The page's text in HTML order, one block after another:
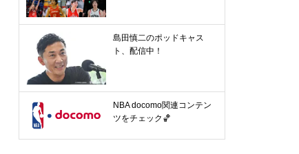
島田慎二のポッドキャス
ト、配信中！
NBA docomo関連コンテン
ツをチェック🏀